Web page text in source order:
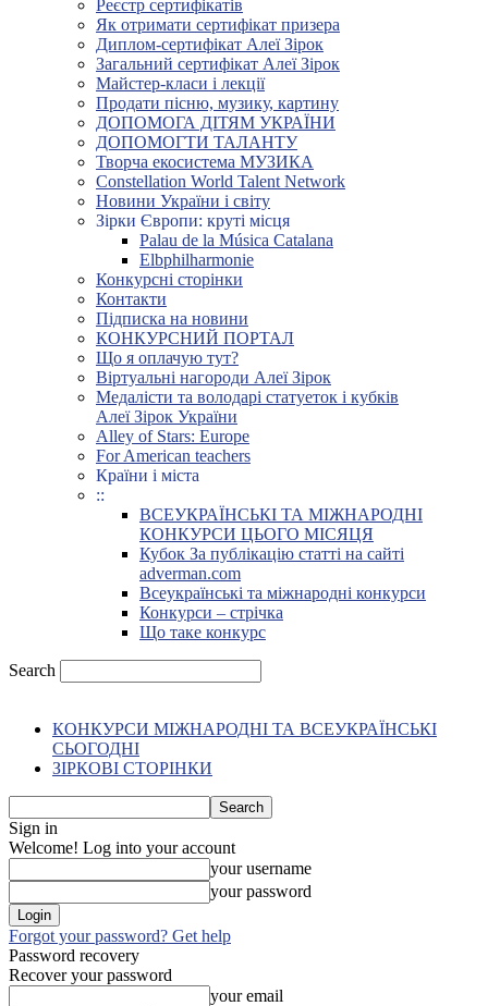
Реєстр сертифікатів
Як отримати сертифікат призера
Диплом-сертифікат Алеї Зірок
Загальний сертифікат Алеї Зірок
Майстер-класи і лекції
Продати пісню, музику, картину
ДОПОМОГА ДІТЯМ УКРАЇНИ
ДОПОМОГТИ ТАЛАНТУ
Творча екосистема МУЗИКА
Constellation World Talent Network
Новини України і світу
Зірки Європи: круті місця
Palau de la Música Catalana
Elbphilharmonie
Конкурсні сторінки
Контакти
Підписка на новини
КОНКУРСНИЙ ПОРТАЛ
Що я оплачую тут?
Віртуальні нагороди Алеї Зірок
Медалісти та володарі статуеток і кубків
Алеї Зірок України
Alley of Stars: Europe
For American teachers
Країни і міста
::
ВСЕУКРАЇНСЬКІ ТА МІЖНАРОДНІ
КОНКУРСИ ЦЬОГО МІСЯЦЯ
Кубок За публікацію статті на сайті
adverman.com
Всеукраїнські та міжнародні конкурси
Конкурси – стрічка
Що таке конкурс
Search
КОНКУРСИ МІЖНАРОДНІ ТА ВСЕУКРАЇНСЬКІ
СЬОГОДНІ
ЗІРКОВІ СТОРІНКИ
Sign in
Welcome! Log into your account
your username
your password
Forgot your password? Get help
Password recovery
Recover your password
your email